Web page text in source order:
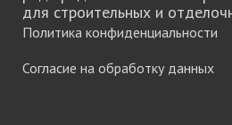
для строительных и
Политика конфиденциальности
Согласие на обработку данных